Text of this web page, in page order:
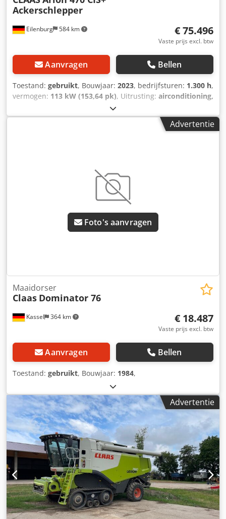
Eilenburg 584 km
Ackerschlepper
€ 75.496
Vaste prijs excl. btw
Aanvragen Bellen
Toestand: gebruikt, Bouwjaar: 2023, bedrijfsturen: 1.300 h,
vermogen: 113 kW (153,64 pk), Uitrusting: airconditioning,
fronthef, vierwielaandrijving, Wijzigingen en tussentijdse
verkoop voorbehouden! Interne nummer: 1334. 7302669 ---
-UITRUSTING - 40 km/u - Airconditioning - Radio - Koelvak -
oog en K80-koppeling - Snelkoppeling frontlader -
Frontlader Claas FL 120C (bouwjaar 2022 / hefvermogen
1.825 kg) - en veel meer... ----Het voertuig wordt
onverzorgd aangeboden! Landelijke levering tegen
meerprijs mogelijk. Wijzigingen en tussentijdse verkoop
voorbehouden. Wij nemen graag uw voertuig in ruil.
Financiering / leasing ook mogelijk zonder aanbetaling!
Advertentie
Foto's aanvragen
Kassel 364 km
Maaidorser
Claas Dominator 76
€ 18.487
Vaste prijs excl. btw
Aanvragen Bellen
Toestand: gebruikt, Bouwjaar: 1984,
Advertentie